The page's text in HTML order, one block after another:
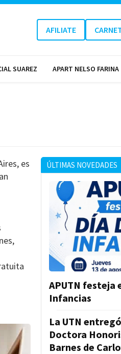
AFILIATE
SUAREZ APART NELSO FARINA
es
ÚLTIMAS NOVEDADES
APUTN festeja
Infancias
La UTN
Doctora
Barnes de